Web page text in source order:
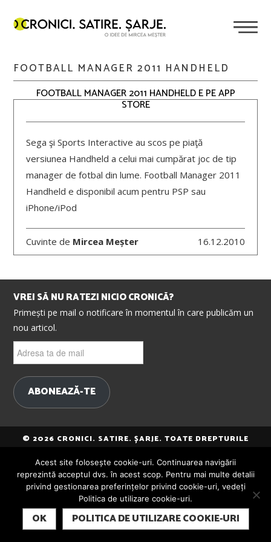
FOOTBALL MANAGER 2011 HANDHELD
FOOTBALL MANAGER 2011 HANDHELD E PE APP
STORE
Sega şi Sports Interactive au scos pe piaţă
versiunea Handheld a celui mai cumpărat joc de tip
manager de fotbal din lume. Football Manager 2011
Handheld e disponibil acum pentru PSP sau
iPhone/iPod
Cuvinte de Mircea Meșter 16.12.2010
VREI SĂ NU RATEZI NICIO CRONICĂ?
Primești pe mail o notificare în momentul în care publicăm un
nou articol.
ta
mail
ABONEAZĂ-TE
© 2026 CRONICI. SATIRE. ȘARJE. TOATE DREPTURILE
MEDIA.
SUBSCRIBE
Acest site folosește cookie-uri. Continuarea navigării
reprezintă acceptul dvs. în acest scop. Pentru mai multe detalii
privind gestionarea preferințelor privind cookie-uri, vedeți
Politica de utilizare cookie-uri.
OK POLITICA DE UTILIZARE COOKIE-URI